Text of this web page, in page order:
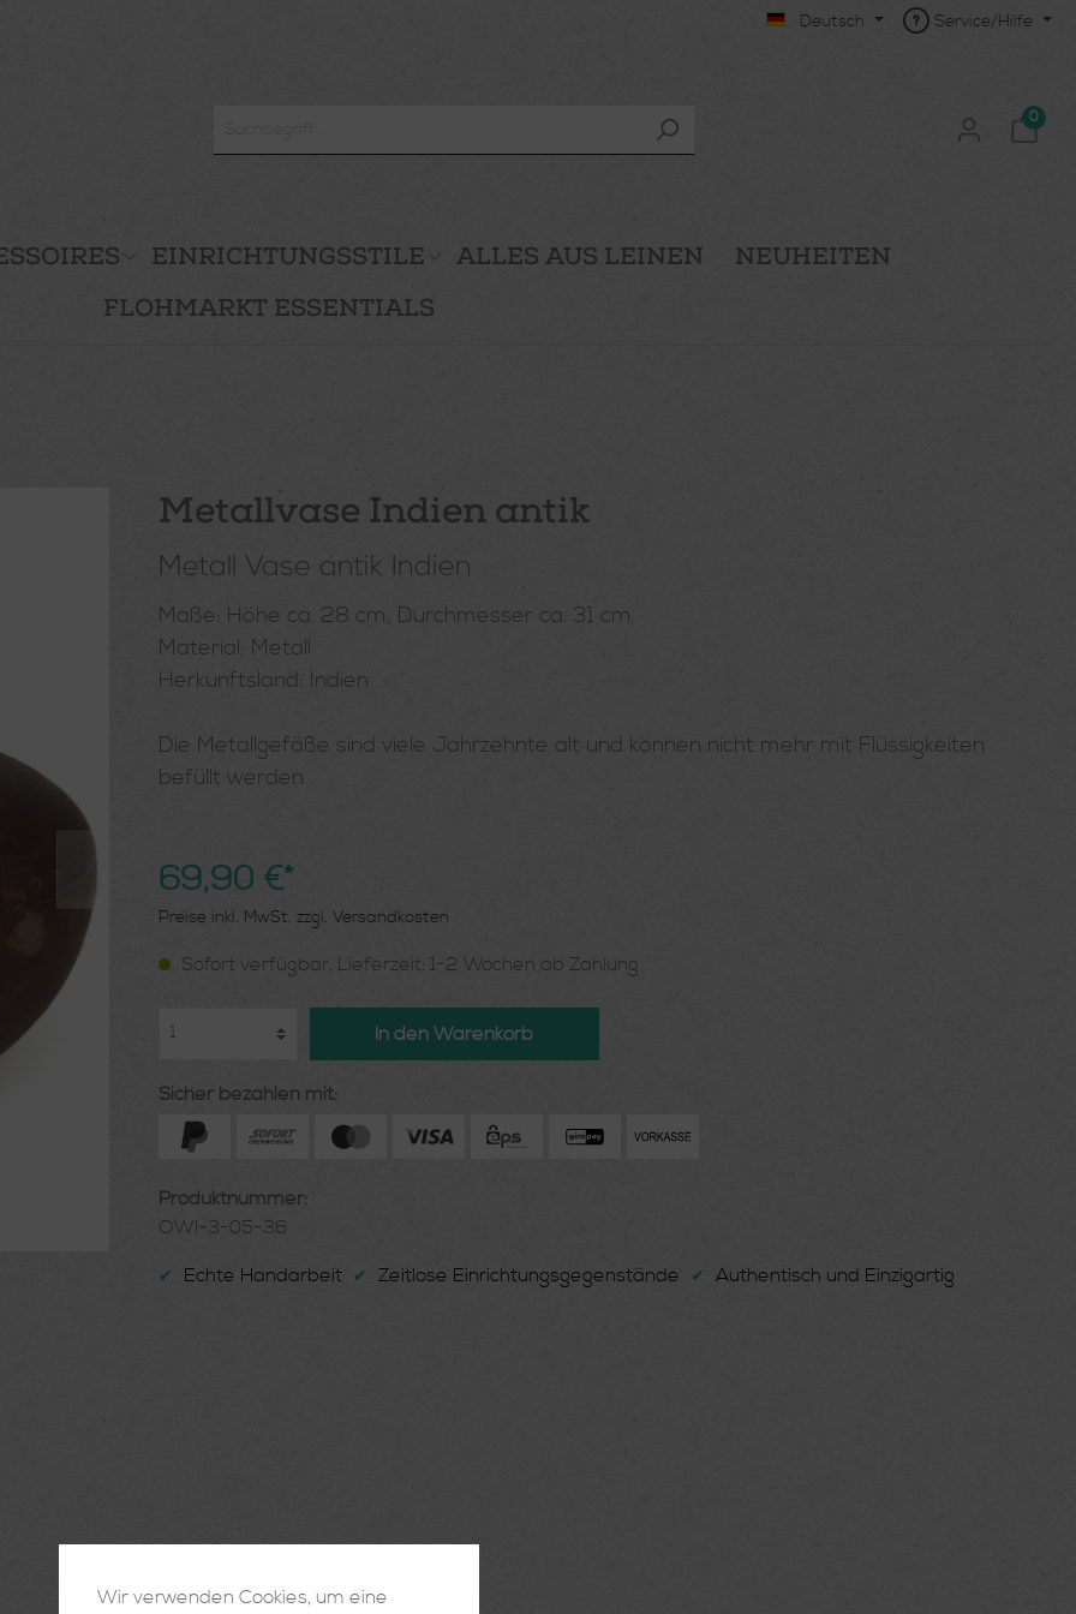
Deutsch Service/Hilfe
0
EINRICHTUNGSSTILE ALLES AUS LEINEN
NEUHEITEN
FLOHMARKT ESSENTIALS
Metallvase Indien antik
Metall Vase antik Indien
Maße: Höhe ca. 28 cm, Durchmesser ca. 31 cm
Material: Metall
Herkunftsland: Indien
Die Metallgefäße sind viele Jahrzehnte alt und können nicht mehr mit Flüssigkeiten
befüllt werden .
69,90 €*
Preise inkl. MwSt. zzgl. Versandkosten
Sofort verfügbar, Lieferzeit: 1-2 Wochen ab Zahlung
In den Warenkorb
Sicher bezahlen mit:
Produktnummer:
OWI-3-05-36
✔ Echte Handarbeit ✔ Zeitlose Einrichtungsgegenstände ✔ Authentisch und Einzigartig
Wir verwenden Cookies, um eine